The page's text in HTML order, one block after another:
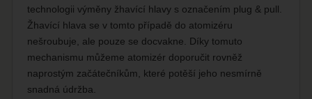
technologii výměny žhavící hlavy s označením plug & pull.
Žhavící hlava se v tomto případě do atomizéru
nešroubuje, ale pouze se docvakne. Díky tomuto
mechanismu můžeme atomizér doporučit rovněž
naprostým začátečníkům, které potěší jeho nesmírně
snadná údržba.